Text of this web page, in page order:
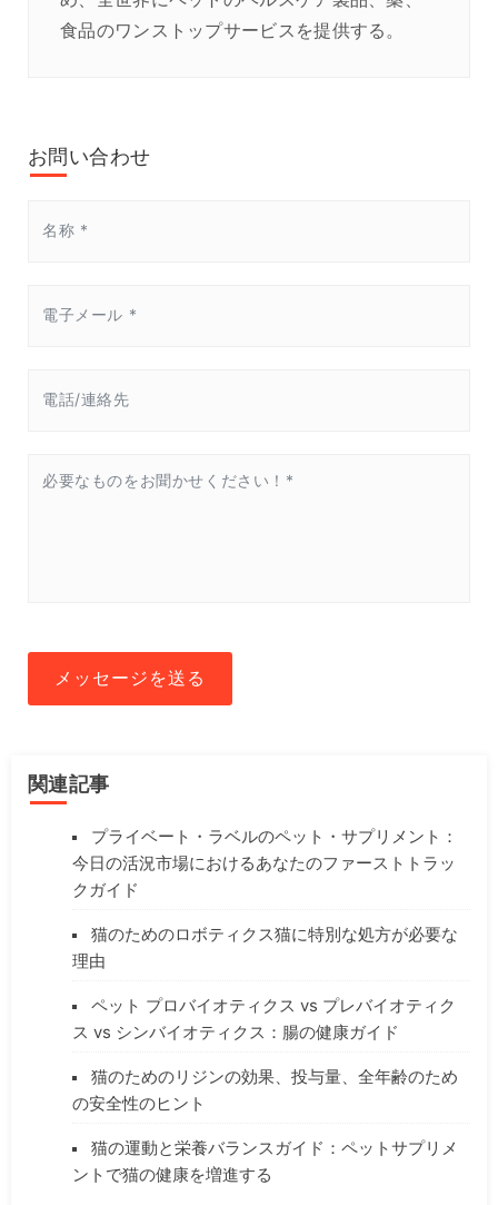
食品のワンストップサービスを提供する。
お問い合わせ
メッセージを送る
関連記事
プライベート・ラベルのペット・サプリメント：
今日の活況市場におけるあなたのファーストトラッ
クガイド
猫のためのロボティクス猫に特別な処方が必要な
理由
ペット プロバイオティクス vs プレバイオティク
ス vs シンバイオティクス：腸の健康ガイド
猫のためのリジンの効果、投与量、全年齢のため
の安全性のヒント
猫の運動と栄養バランスガイド：ペットサプリメ
ントで猫の健康を増進する